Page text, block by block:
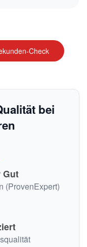
Check
bei
Gut
(ProvenExpert)